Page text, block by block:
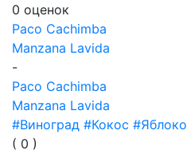
0 оценок
Paco Cachimba
Manzana Lavida
-
Paco Cachimba
Manzana Lavida
#Виноград #Кокос #Яблоко
( 0 )